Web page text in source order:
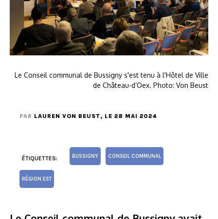
Le Conseil communal de Bussigny s'est tenu à l'Hôtel de Ville
de Château-d’Oex. Photo: Von Beust
PAR LAUREN VON BEUST, LE 28 MAI 2024
ÉTIQUETTES: BUSSIGNY CONSEIL COMMUNAL
RÉGION EST